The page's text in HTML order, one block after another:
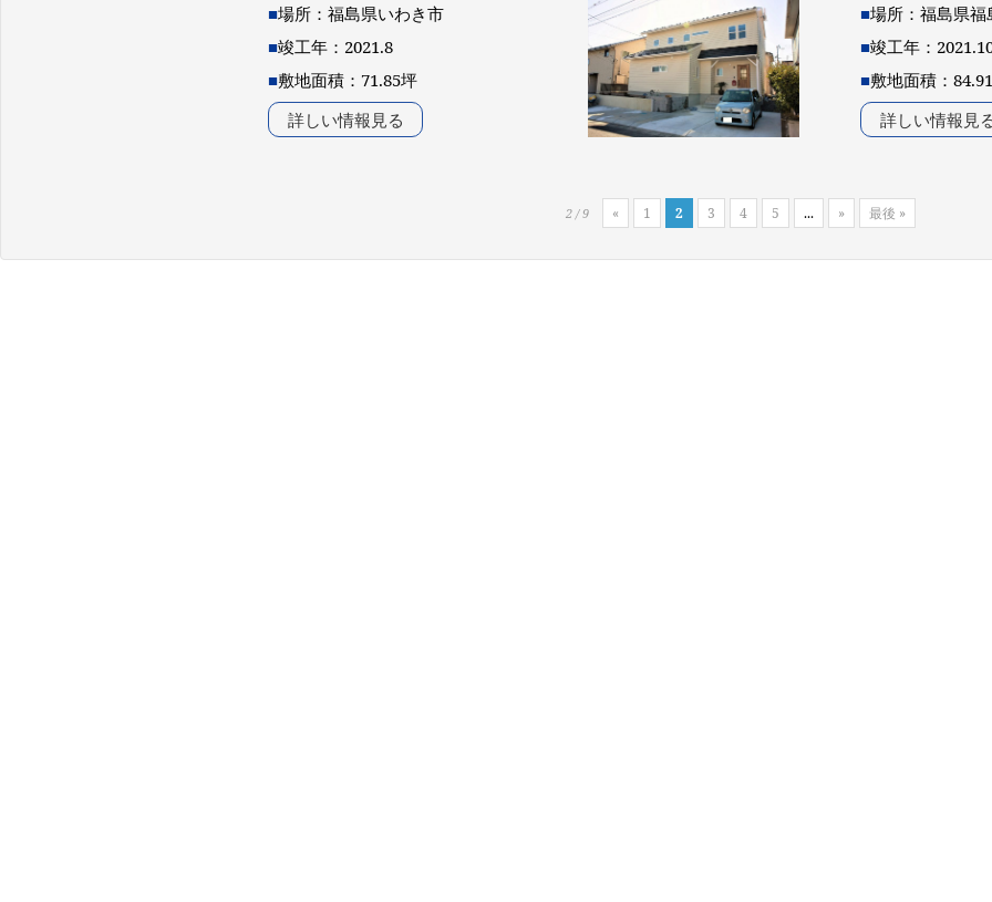
■場所：福島県いわき市
■竣工年：2021.8
■敷地面積：71.85坪
詳しい情報見る
■場所：福島県福
■竣工年：
■敷地面積：
詳しい情報見
2 / 9 « 1 2 3 4 5 ... » 最後 »